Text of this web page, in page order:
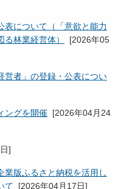
表について（「意欲と能力
林業経営体）
[2026年05
営者」の登録・公表につい
ングを開催 [2026年04月24
]
業版ふるさと納税を活用し
て [2026年04月17日]